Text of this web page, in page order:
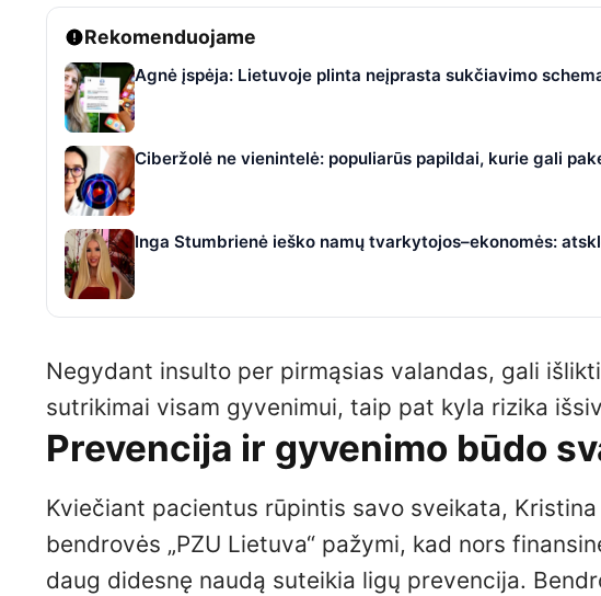
Rekomenduojame
Agnė įspėja: Lietuvoje plinta neįprasta sukčiavimo
Ciberžolė ne vienintelė: populiarūs papildai, kurie gali
Inga Stumbrienė ieško namų tvarkytojos–ekonomės:
Negydant insulto per pirmąsias valandas, gali
sutrikimai visam gyvenimui, taip pat kyla rizika
Prevencija ir gyvenimo būdo
Kviečiant pacientus rūpintis savo sveikata,
bendrovės „PZU Lietuva“ pažymi, kad nors
daug didesnę naudą suteikia ligų prevencija.